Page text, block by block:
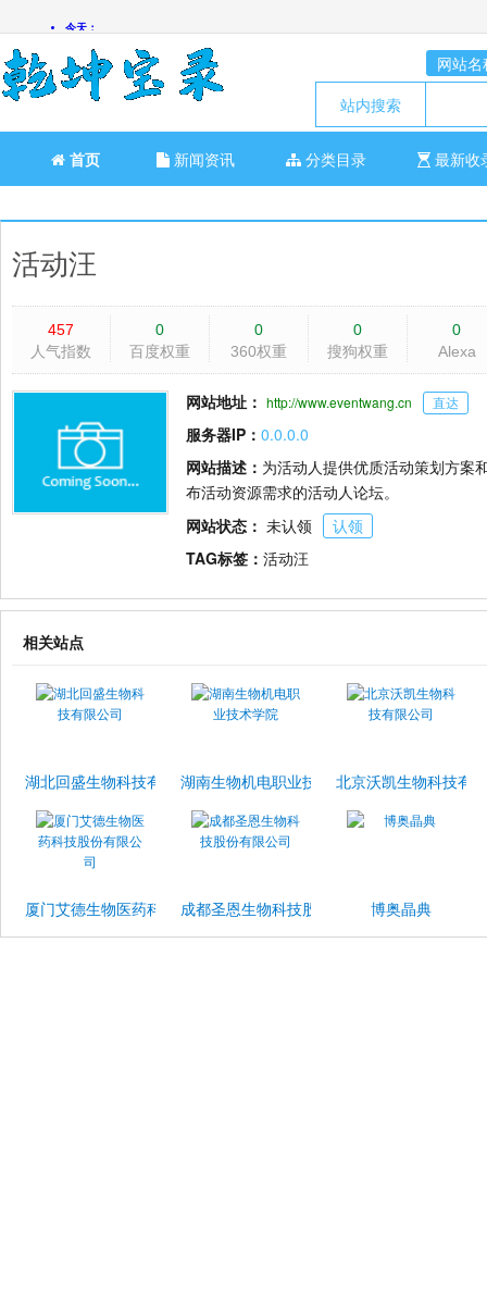
网站名
站内搜索
首页 新闻资讯 分类目录 最新收
活动汪
457
人气指数
0
百度权重
0
360权重
0
搜狗权重
0
Alexa
网站地址： http://www.eventwang.cn 直达
服务器IP： 0.0.0.0
网站描述： 为活动人提供优质活动策划方案
布活动资源需求的活动人论坛。
网站状态： 未认领
认领
TAG标签： 活动汪
相关站点
湖北回盛生物科技有限公司湖南生物机电职业技术学院北京沃凯生物科技有
厦门艾德生物医药科技股份有限公司成都圣恩生物科技股份有限公司博奥晶典